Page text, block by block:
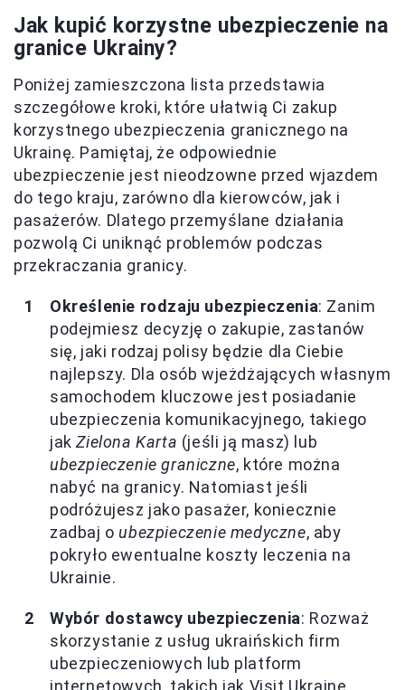
Jak kupić korzystne ubezpieczenie na
granice Ukrainy?
Poniżej zamieszczona lista przedstawia
szczegółowe kroki, które ułatwią Ci zakup
korzystnego ubezpieczenia granicznego na
Ukrainę. Pamiętaj, że odpowiednie
ubezpieczenie jest nieodzowne przed wjazdem
do tego kraju, zarówno dla kierowców, jak i
pasażerów. Dlatego przemyślane działania
pozwolą Ci uniknąć problemów podczas
przekraczania granicy.
Określenie rodzaju ubezpieczenia: Zanim
podejmiesz decyzję o zakupie, zastanów
się, jaki rodzaj polisy będzie dla Ciebie
najlepszy. Dla osób wjeżdżających własnym
samochodem kluczowe jest posiadanie
ubezpieczenia komunikacyjnego, takiego
jakZielona Karta (jeśli ją masz) lub
ubezpieczenie graniczne, które można
nabyć na granicy. Natomiast jeśli
podróżujesz jako pasażer, koniecznie
zadbaj oubezpieczenie medyczne, aby
pokryło ewentualne koszty leczenia na
Ukrainie.
Wybór dostawcy ubezpieczenia: Rozważ
skorzystanie z usług ukraińskich firm
ubezpieczeniowych lub platform
internetowych, takich jak Visit Ukraine,